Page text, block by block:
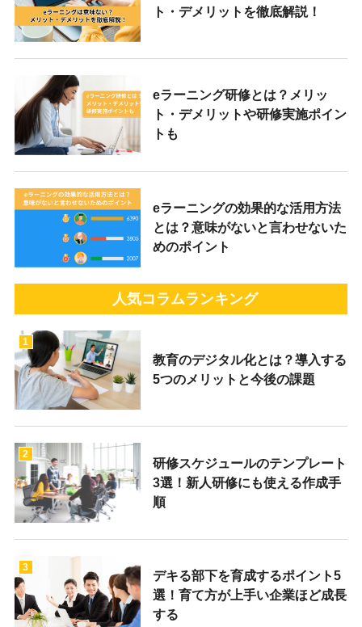
ト・デメリットを徹底解説！
eラーニング研修とは？メリッ
ト・デメリットや研修実施ポイン
トも
eラーニングの効果的な活用方法
とは？意味がないと言わせないた
めのポイント
人気コラムランキング
1
教育のデジタル化とは？導入する
5つのメリットと今後の課題
2
研修スケジュールのテンプレート
3選！新人研修にも使える作成手
順
3
デキる部下を育成するポイント5
選！育て方が上手い企業ほど成長
する